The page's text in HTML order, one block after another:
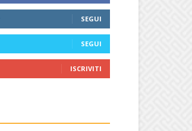
SEGUI
SEGUI
ISCRIVITI